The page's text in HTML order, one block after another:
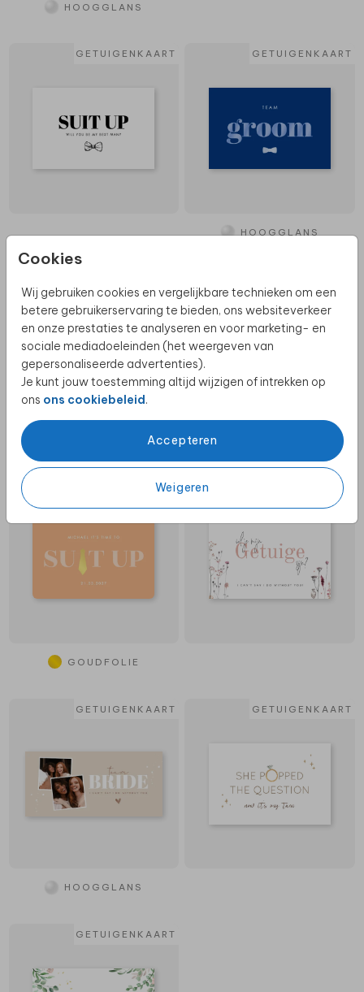
Cookies
Wij gebruiken cookies en vergelijkbare technieken om een
betere gebruikerservaring te bieden, ons websiteverkeer
en onze prestaties te analyseren en voor marketing- en
sociale mediadoeleinden (het weergeven van
gepersonaliseerde advertenties).
Je kunt jouw toestemming altijd wijzigen of intrekken op
ons ons cookiebeleid.
Accepteren
Weigeren
HOOGGLANS
GETUIGENKAART GETUIGENKAART
HOOGGLANS
GETUIGENKAART
GOUDFOLIE
GETUIGENKAART
GETUIGENKAART
HOOGGLANS
GETUIGENKAART
GETUIGENKAART